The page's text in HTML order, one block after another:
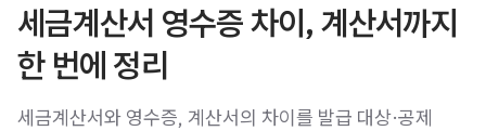
세금계산서 영수증 차이, 계산서까지
한 번에 정리
세금계산서와 영수증, 계산서의 차이를 발급 대상·공제